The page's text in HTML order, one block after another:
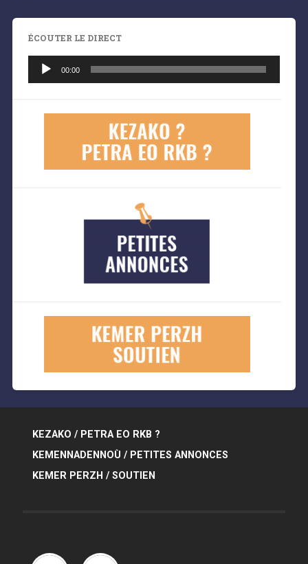
ÉCOUTER LE DIRECT
audio
00:00
KEZAKO / PETRA EO RKB ?
KEMENNADENNOÙ / PETITES ANNONCES
KEMER PERZH / SOUTIEN